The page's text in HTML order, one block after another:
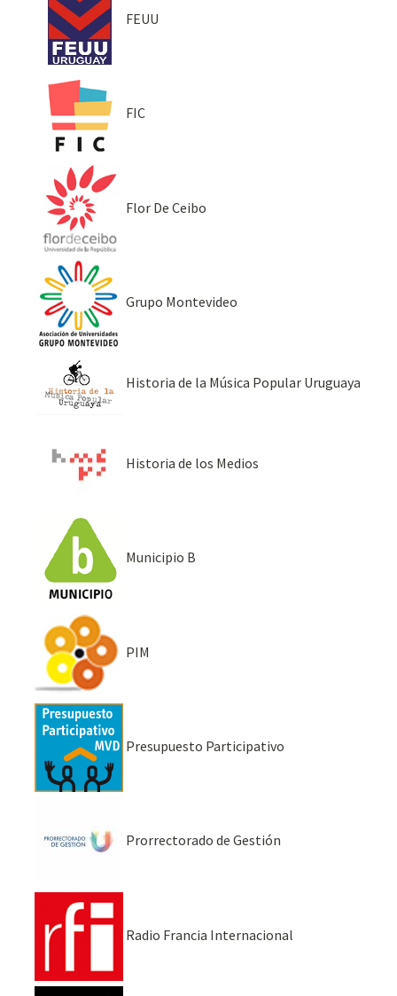
FEUU
FIC
Flor De Ceibo
Grupo Montevideo
Historia de la Música Popular Uruguaya
Historia de los Medios
Municipio B
PIM
Presupuesto Participativo
Prorrectorado de Gestión
Radio Francia Internacional